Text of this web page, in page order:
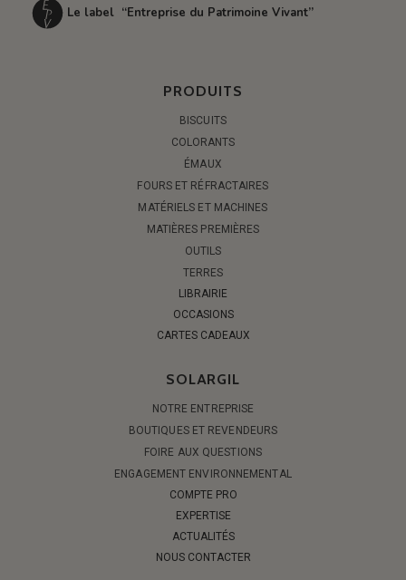
Le label “Entreprise du Patrimoine Vivant”
PRODUITS
BISCUITS
COLORANTS
ÉMAUX
FOURS ET RÉFRACTAIRES
MATÉRIELS ET MACHINES
MATIÈRES PREMIÈRES
OUTILS
TERRES
LIBRAIRIE
OCCASIONS
CARTES CADEAUX
SOLARGIL
NOTRE ENTREPRISE
BOUTIQUES ET REVENDEURS
FOIRE AUX QUESTIONS
ENGAGEMENT ENVIRONNEMENTAL
COMPTE PRO
EXPERTISE
ACTUALITÉS
NOUS CONTACTER